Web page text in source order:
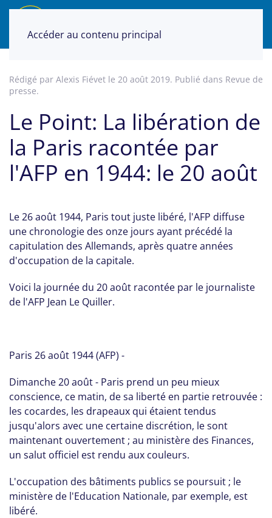
Accéder au contenu principal
Rédigé par Alexis Fiévet le 20 août 2019. Publié dans Revue de
presse.
Le Point: La libération de
la Paris racontée par
l'AFP en 1944: le 20 août
Le 26 août 1944, Paris tout juste libéré, l'AFP diffuse
une chronologie des onze jours ayant précédé la
capitulation des Allemands, après quatre années
d'occupation de la capitale.
Voici la journée du 20 août racontée par le journaliste
de l'AFP Jean Le Quiller.
Paris 26 août 1944 (AFP) -
Dimanche 20 août - Paris prend un peu mieux
conscience, ce matin, de sa liberté en partie retrouvée :
les cocardes, les drapeaux qui étaient tendus
jusqu'alors avec une certaine discrétion, le sont
maintenant ouvertement ; au ministère des Finances,
un salut officiel est rendu aux couleurs.
L'occupation des bâtiments publics se poursuit ; le
ministère de l'Education Nationale, par exemple, est
libéré.